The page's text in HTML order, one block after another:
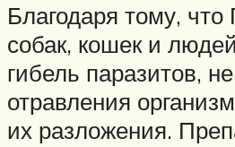
Благодаря тому,
собак, кошек и
гибель паразитов,
отравления
их разложения.